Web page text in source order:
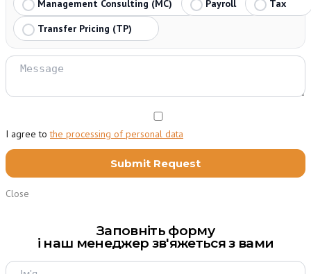
Management Consulting (MC) Payroll
Tax
Transfer Pricing (TP)
I agree tothe processing of personal data
Close
Заповніть форму
і наш менеджер зв'яжеться з вами